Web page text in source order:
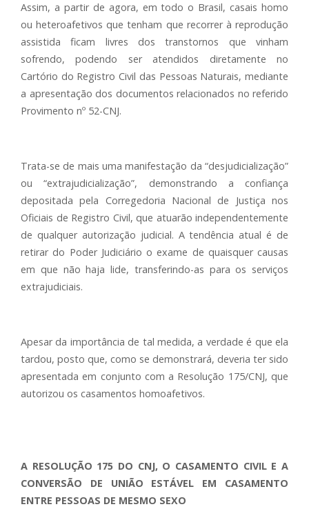
Assim, a partir de agora, em todo o Brasil, casais homo
ou heteroafetivos que tenham que recorrer à reprodução
assistida ficam livres dos transtornos que vinham
sofrendo, podendo ser atendidos diretamente no
Cartório do Registro Civil das Pessoas Naturais, mediante
a apresentação dos documentos relacionados no referido
Provimento nº 52-CNJ.
Trata-se de mais uma manifestação da “desjudicialização”
ou “extrajudicialização”, demonstrando a confiança
depositada pela Corregedoria Nacional de Justiça nos
Oficiais de Registro Civil, que atuarão independentemente
de qualquer autorização judicial. A tendência atual é de
retirar do Poder Judiciário o exame de quaisquer causas
em que não haja lide, transferindo-as para os serviços
extrajudiciais.
Apesar da importância de tal medida, a verdade é que ela
tardou, posto que, como se demonstrará, deveria ter sido
apresentada em conjunto com a Resolução 175/CNJ, que
autorizou os casamentos homoafetivos.
A RESOLUÇÃO 175 DO CNJ, O CASAMENTO CIVIL E A
CONVERSÃO DE UNIÃO ESTÁVEL EM CASAMENTO
ENTRE PESSOAS DE MESMO SEXO